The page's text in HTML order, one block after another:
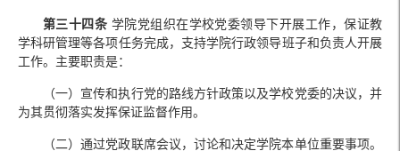
第三十四条 学院党组织在学校党委领导下开展工作，保证教
学科研管理等各项任务完成，支持学院行政领导班子和负责人开展
工作。主要职责是：
（一）宣传和执行党的路线方针政策以及学校党委的决议，并
为其贯彻落实发挥保证监督作用。
（二）通过党政联席会议，讨论和决定学院本单位重要事项。